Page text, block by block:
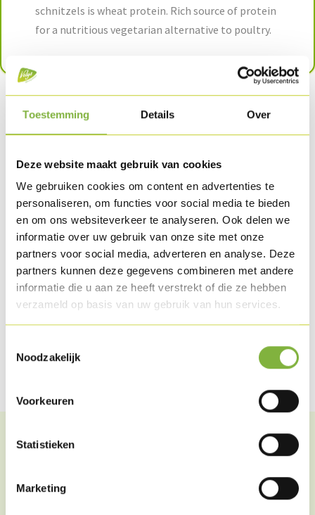
Toestemming Details Over
Deze website maakt gebruik van cookies
We gebruiken cookies om content en advertenties te
personaliseren, om functies voor social media te bieden
en om ons websiteverkeer te analyseren. Ook delen we
informatie over uw gebruik van onze site met onze
partners voor social media, adverteren en analyse. Deze
partners kunnen deze gegevens combineren met andere
informatie die u aan ze heeft verstrekt of die ze hebben
verzameld op basis van uw gebruik van hun services.
Noodzakelijk
Voorkeuren
Statistieken
Marketing
schnitzels is wheat protein. Rich source of protein
for a nutritious vegetarian alternative to poultry.
Delicious! A vegetarian
Chicken ham-cheese and
Turkey schnitzel. And
hardly distinguishable
from the original. Top!
Share this article
Share on Whatsapp
Share on Twitter
Share via mail